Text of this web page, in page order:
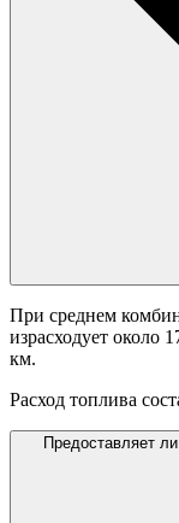
При среднем
израсходует около
км.
Расход топлива
Предоставляет